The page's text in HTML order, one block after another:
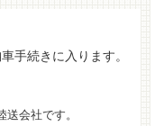
手続きに入ります。
会社です。